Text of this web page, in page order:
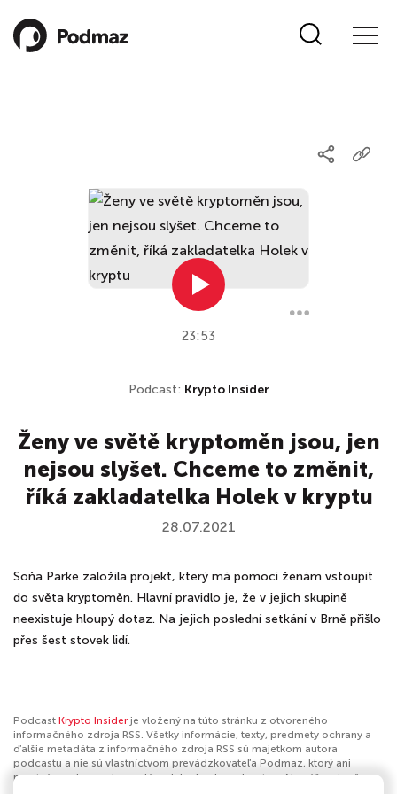
23:53
Podcast: Krypto Insider
Ženy ve světě kryptoměn jsou, jen
nejsou slyšet. Chceme to změnit,
říká zakladatelka Holek v kryptu
28.07.2021
Soňa Parke založila projekt, který má pomoci ženám vstoupit
do světa kryptoměn. Hlavní pravidlo je, že v jejich skupině
neexistuje hloupý dotaz. Na jejich poslední setkání v Brně přišlo
přes šest stovek lidí.
Podcast Krypto Insiderje vložený na túto stránku z otvoreného
informačného zdroja RSS. Všetky informácie, texty, predmety ochrany a
ďalšie metadáta z informačného zdroja RSS sú majetkom autora
podcastu a nie sú vlastníctvom prevádzkovateľa Podmaz, ktorý ani
nevytvára ani nezodpovedá za ich obsah podcastov. Ak máš za to, že